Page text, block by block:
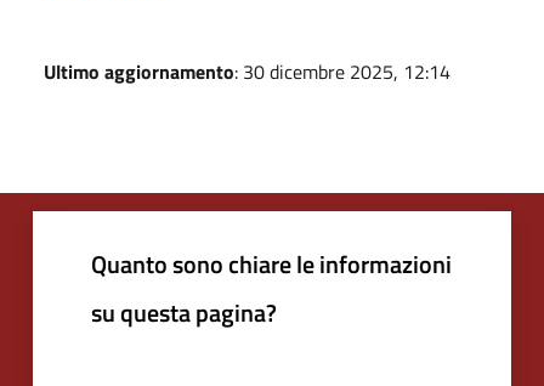
Ultimo aggiornamento: 30 dicembre 2025, 12:14
Quanto sono chiare le informazioni
su questa pagina?